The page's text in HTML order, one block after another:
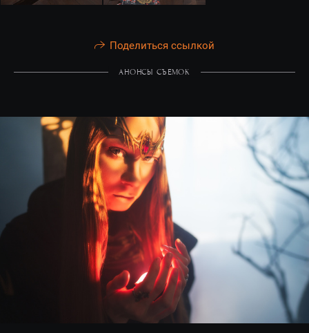
Поделиться ссылкой
АНОНСЫ СЪЕМОК